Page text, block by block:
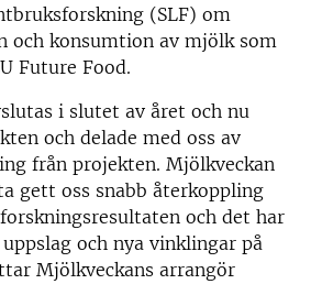
(SLF) om
och konsumtion av mjölk som
Future Food.
i slutet av året och nu
och delade med oss av
från projekten. Mjölkveckan
gett oss snabb återkoppling
och det har
och nya vinklingar på
Mjölkveckans arrangör